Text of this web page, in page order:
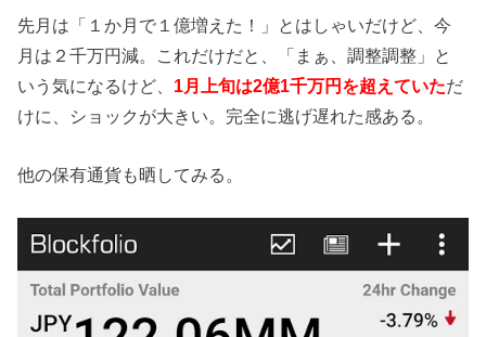
先月は「１か月で１億増えた！」とはしゃいだけど、今
月は２千万円減。これだけだと、「まぁ、調整調整」と
いう気になるけど、 1月上旬は2億1千万円を超えていただ
けに、ショックが大きい。完全に逃げ遅れた感ある。
他の保有通貨も晒してみる。